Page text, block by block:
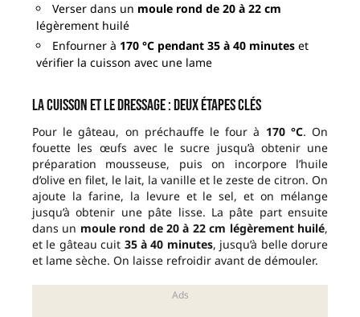
Verser dans un moule rond de 20 à 22 cm
légèrement huilé
Enfourner à 170 °C pendant 35 à 40 minutes et
vérifier la cuisson avec une lame
La cuisson et le dressage : deux étapes clés
Pour le gâteau, on préchauffe le four à 170 °C. On
fouette les œufs avec le sucre jusqu’à obtenir une
préparation mousseuse, puis on incorpore l’huile
d’olive en filet, le lait, la vanille et le zeste de citron. On
ajoute la farine, la levure et le sel, et on mélange
jusqu’à obtenir une pâte lisse. La pâte part ensuite
dans un moule rond de 20 à 22 cm légèrement huilé,
et le gâteau cuit 35 à 40 minutes, jusqu’à belle dorure
et lame sèche. On laisse refroidir avant de démouler.